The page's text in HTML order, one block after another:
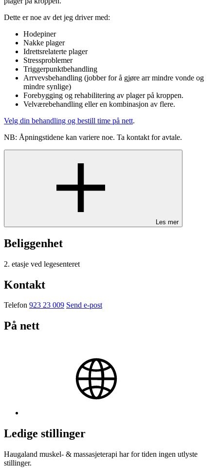
Dette er noe av det jeg driver med:
Hodepiner
Nakke plager
Idrettsrelaterte plager
Stressproblemer
Triggerpunktbehandling
Arrvevsbehandling (jobber for å gjøre arr mindre vonde og
mindre synlige)
Forebygging og rehabilitering av plager på kroppen.
Velværebehandling eller en kombinasjon av flere.
Velg din behandling og bestill time på nett.
NB: Åpningstidene kan variere noe. Ta kontakt for avtale.
Les mer
Beliggenhet
2. etasje ved legesenteret
Kontakt
Telefon 923 23 009 Send e-post
På nett
Ledige stillinger
Haugaland muskel- & massasjeterapi har for tiden ingen utlyste
stillinger.